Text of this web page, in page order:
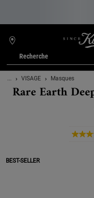
Recherche
TROUVER
BOUTIQUE
Main content
... VISAGE Masques
Rare Earth
BEST-SELLER